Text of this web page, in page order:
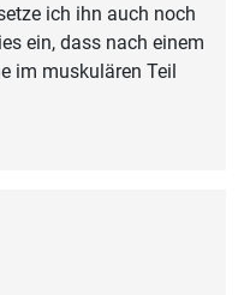
ich ihn auch noch
ein, dass nach einem
im muskulären Teil